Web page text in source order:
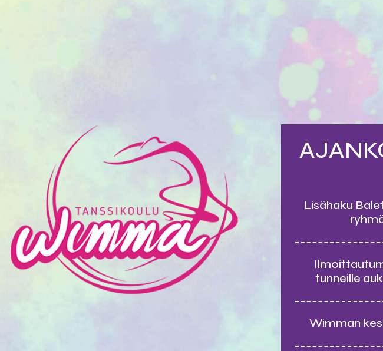
Lisähaku
tunneille
Wimman